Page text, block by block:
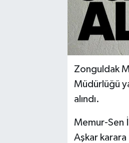
Zonguldak
Müdürlüğü
alındı.
Memur-Sen
Aşkar